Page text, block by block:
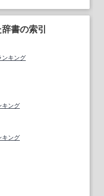
書の索引
ンキング
キング
キング